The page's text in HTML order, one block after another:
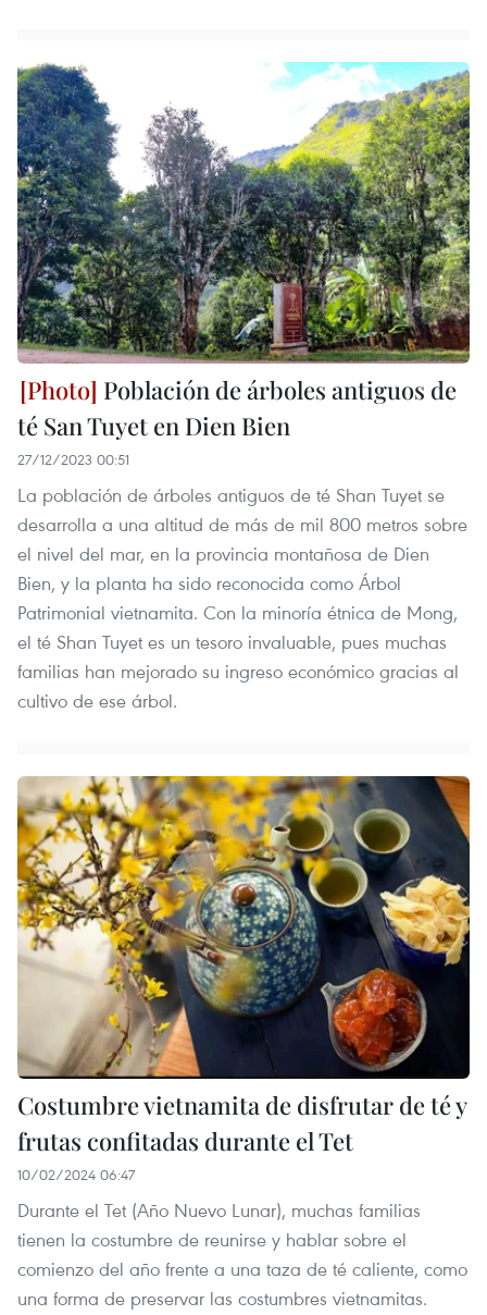
Población de árboles antiguos de
té San Tuyet en Dien Bien
27/12/2023 00:51
La población de árboles antiguos de té Shan Tuyet se
desarrolla a una altitud de más de mil 800 metros sobre
el nivel del mar, en la provincia montañosa de Dien
Bien, y la planta ha sido reconocida como Árbol
Patrimonial vietnamita. Con la minoría étnica de Mong,
el té Shan Tuyet es un tesoro invaluable, pues muchas
familias han mejorado su ingreso económico gracias al
cultivo de ese árbol.
Costumbre vietnamita de disfrutar de té y
frutas confitadas durante el Tet
10/02/2024 06:47
Durante el Tet (Año Nuevo Lunar), muchas familias
tienen la costumbre de reunirse y hablar sobre el
comienzo del año frente a una taza de té caliente, como
una forma de preservar las costumbres vietnamitas.